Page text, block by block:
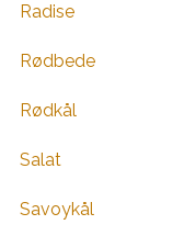
Radise
Rødbede
Rødkål
Salat
Savoykål